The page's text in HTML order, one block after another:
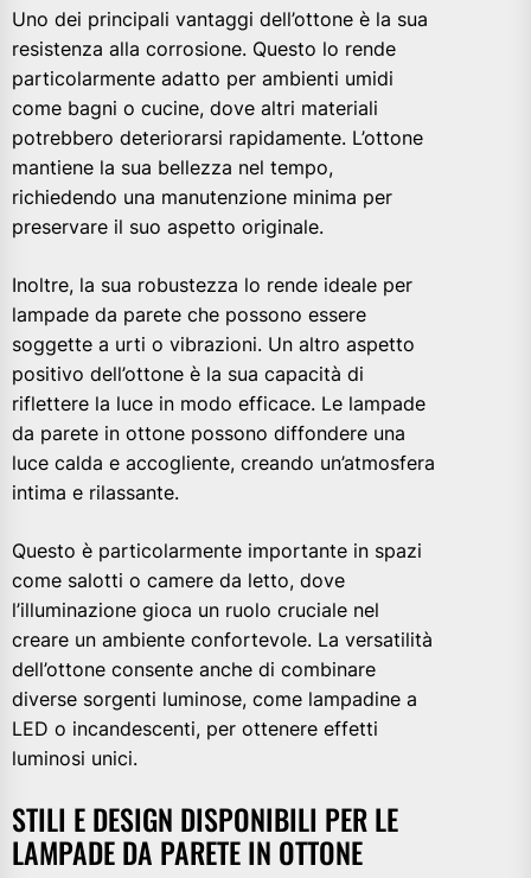
Uno dei principali vantaggi dell’ottone è la sua
resistenza alla corrosione. Questo lo rende
particolarmente adatto per ambienti umidi
come bagni o cucine, dove altri materiali
potrebbero deteriorarsi rapidamente. L’ottone
mantiene la sua bellezza nel tempo,
richiedendo una manutenzione minima per
preservare il suo aspetto originale.
Inoltre, la sua robustezza lo rende ideale per
lampade da parete che possono essere
soggette a urti o vibrazioni. Un altro aspetto
positivo dell’ottone è la sua capacità di
riflettere la luce in modo efficace. Le lampade
da parete in ottone possono diffondere una
luce calda e accogliente, creando un’atmosfera
intima e rilassante.
Questo è particolarmente importante in spazi
come salotti o camere da letto, dove
l’illuminazione gioca un ruolo cruciale nel
creare un ambiente confortevole. La versatilità
dell’ottone consente anche di combinare
diverse sorgenti luminose, come lampadine a
LED o incandescenti, per ottenere effetti
luminosi unici.
STILI E DESIGN DISPONIBILI PER LE
LAMPADE DA PARETE IN OTTONE